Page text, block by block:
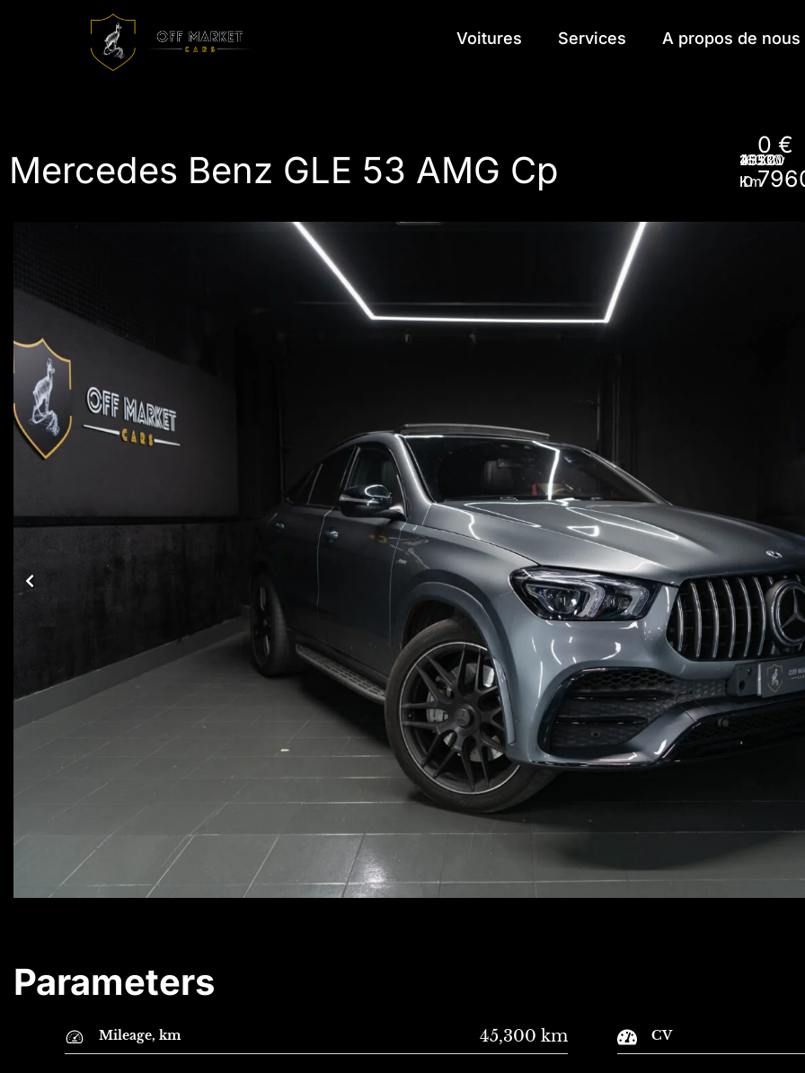
Voitures Services A propos de nous
Voitures Services A propos de nous
Mercedes Benz GLE 53 AMG Cp
16330
ID
2022
45300
Km
435Cv
0 €
Parameters
Mileage, km 45,300 km CV